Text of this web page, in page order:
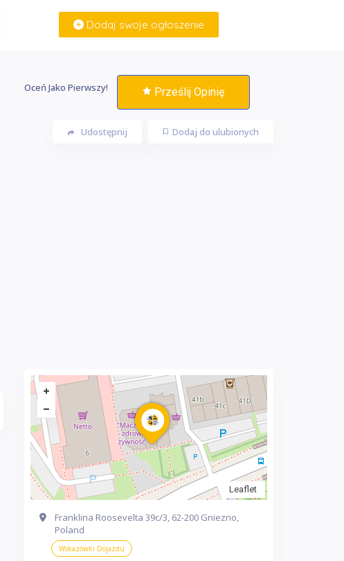
Dodaj swoje ogłoszenie
Oceń Jako Pierwszy! Prześlij Opinię
Dodaj do ulubionych
Udostępnij
Leaflet
Franklina Roosevelta 39c/3, 62-200 Gniezno,
Poland
Wskazówki Dojazdu